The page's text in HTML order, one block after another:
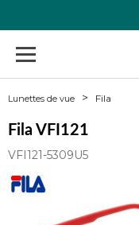
Lunettes de vue Fila
Fila VFI121
VFI121-5309U5